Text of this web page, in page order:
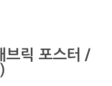
브릭 포스터 /